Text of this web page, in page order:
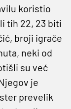
koristio
tih 22, 23 biti
broji igrače
neki od
su već
je
prevelik